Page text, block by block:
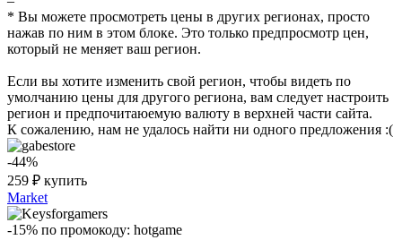
* Вы можете просмотреть цены в других регионах, просто
нажав по ним в этом блоке. Это только предпросмотр цен,
который не меняет ваш регион.
Если вы хотите изменить свой регион, чтобы видеть по
умолчанию цены для другого региона, вам следует настроить
регион и предпочитаюемую валюту в верхней части сайта.
К сожалению, нам не удалось найти ни одного предложения :(
-44%
259 ₽ купить
Market
-15% по промокоду: hotgame